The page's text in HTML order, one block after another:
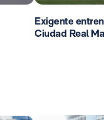
Exigente
Ciudad Real